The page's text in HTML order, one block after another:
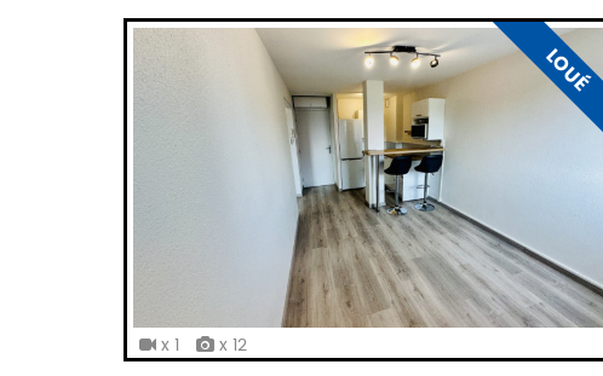
x 1 x 12
LOUÉ